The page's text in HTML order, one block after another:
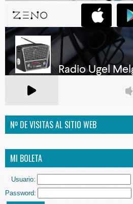
Nº DE VISITAS AL SITIO WEB
MI BOLETA
Usuario:
Password: